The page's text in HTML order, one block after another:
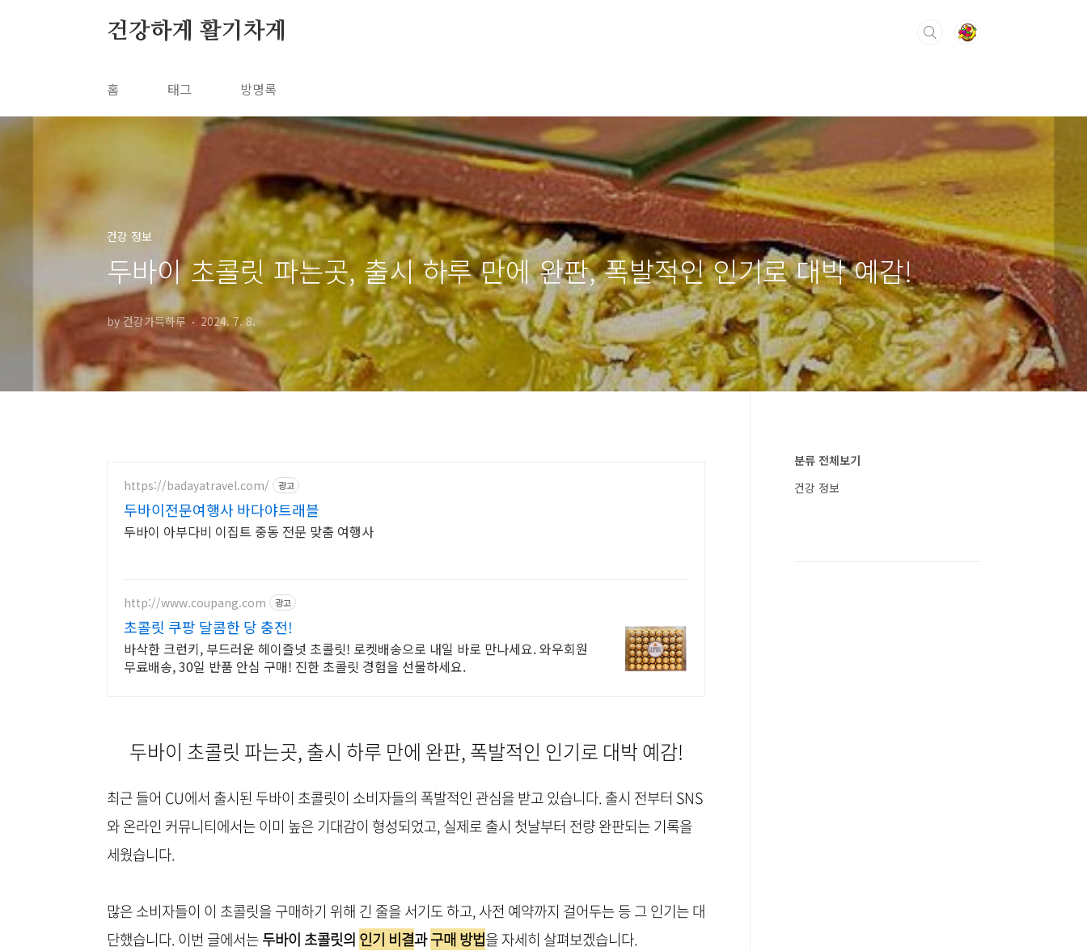
건강하게 활기차게
홈 태그 방명록
건강 정보
두바이 초콜릿 파는곳, 출시 하루 만에 완판, 폭발적인 인기로 대박 예감!
by 건강가득하루 2024. 7. 8.
https://badayatravel.com/ 광고
두바이전문여행사 바다야트래블
두바이 아부다비 이집트 중동 전문 맞춤 여행사
http://www.coupang.com 광고
초콜릿 쿠팡 달콤한 당 충전!
바삭한 크런키, 부드러운 헤이즐넛 초콜릿! 로켓배송으로 내일 바로 만나세요. 와우회원
무료배송, 30일 반품 안심 구매! 진한 초콜릿 경험을 선물하세요.
두바이 초콜릿 파는곳, 출시 하루 만에 완판, 폭발적인 인기로 대박 예감!
최근 들어 CU에서 출시된 두바이 초콜릿이 소비자들의 폭발적인 관심을 받고 있습니다. 출시 전부터 SNS
와 온라인 커뮤니티에서는 이미 높은 기대감이 형성되었고, 실제로 출시 첫날부터 전량 완판되는 기록을
세웠습니다.
많은 소비자들이 이 초콜릿을 구매하기 위해 긴 줄을 서기도 하고, 사전 예약까지 걸어두는 등 그 인기는 대
단했습니다. 이번 글에서는두바이 초콜릿의 인기 비결과구매 방법을 자세히 살펴보겠습니다.
분류 전체보기
건강 정보